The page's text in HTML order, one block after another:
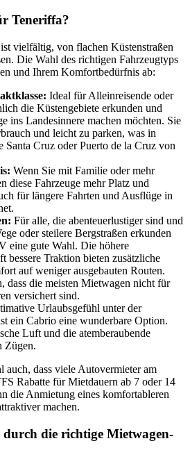
Teneriffa?
vielfältig, von flachen Küstenstraßen
Die Wahl des richtigen Fahrzeugtyps
und Ihrem Komfortbedürfnis ab:
Ideal für Alleinreisende oder
die Küstengebiete erkunden und
ins Landesinnere machen möchten. Sie
und leicht zu parken, was in
Santa Cruz oder Puerto de la Cruz von
Wenn Sie mit Familie oder mehr
diese Fahrzeuge mehr Platz und
für längere Fahrten und Ausflüge in
Für alle, die abenteuerlustiger sind und
oder steilere Bergstraßen erkunden
eine gute Wahl. Die höhere
bessere Traktion bieten zusätzliche
auf weniger ausgebauten Routen.
dass die meisten Mietwagen nicht für
versichert sind.
Urlaubsgefühl unter der
ein Cabrio eine wunderbare Option.
Luft und die atemberaubende
Zügen.
auch, dass viele Autovermieter am
Rabatte für Mietdauern ab 7 oder 14
die Anmietung eines komfortableren
machen.
durch die richtige Mietwagen-